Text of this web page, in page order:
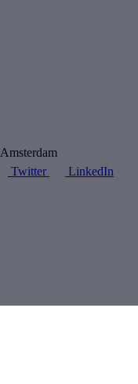
Amsterdam
Twitter LinkedIn